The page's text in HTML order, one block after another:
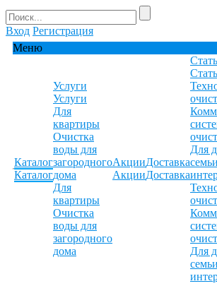
Вход Регистрация
Меню
Каталог
Каталог
Услуги
Услуги
Для
квартиры
Очистка
воды для
загородного
дома
Для
квартиры
Очистка
воды для
загородного
дома
Акции
Акции
Доставка
Доставка
Для
семьи
Для
семьи